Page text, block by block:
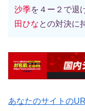
沙季を４ー２で退
田ひなとの対決に
あなたのサイトの